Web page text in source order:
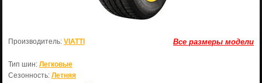
Все размеры модели
Производитель: VIATTI
Тип шин: Легковые
Сезонность: Летняя